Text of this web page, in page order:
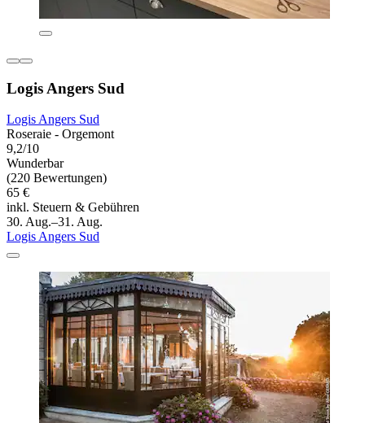
Logis Angers Sud
Logis Angers Sud
Roseraie - Orgemont
9,2/10
Wunderbar
(220 Bewertungen)
65 €
inkl. Steuern & Gebühren
30. Aug.–31. Aug.
Logis Angers Sud